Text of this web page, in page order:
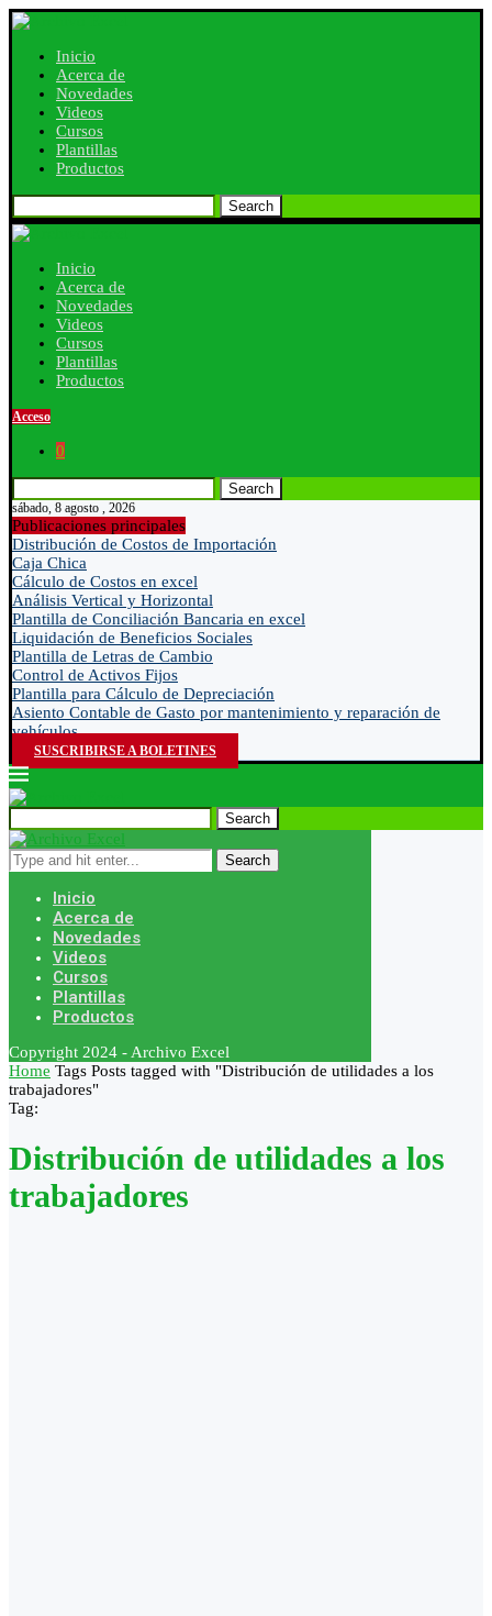
Inicio
Acerca de
Novedades
Videos
Cursos
Plantillas
Productos
Search
Inicio
Acerca de
Novedades
Videos
Cursos
Plantillas
Productos
Acceso
0
Search
sábado, 8 agosto , 2026
Publicaciones principales
Distribución de Costos de Importación
Caja Chica
Cálculo de Costos en excel
Análisis Vertical y Horizontal
Plantilla de Conciliación Bancaria en excel
Liquidación de Beneficios Sociales
Plantilla de Letras de Cambio
Control de Activos Fijos
Plantilla para Cálculo de Depreciación
Asiento Contable de Gasto por mantenimiento y reparación de
vehículos
SUSCRIBIRSE A BOLETINES
Search
Search
Inicio
Acerca de
Novedades
Videos
Cursos
Plantillas
Productos
Copyright 2024 - Archivo Excel
Home Tags Posts tagged with "Distribución de utilidades a los
trabajadores"
Tag:
Distribución de utilidades a los
trabajadores